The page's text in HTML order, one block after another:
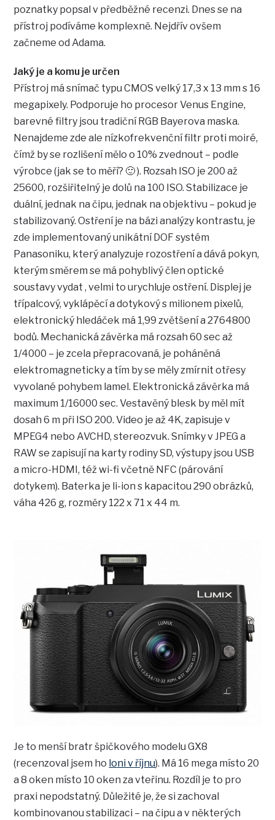
poznatky popsal v předběžné recenzi. Dnes se na
přístroj podíváme komplexně. Nejdřív ovšem
začneme od Adama.
Jaký je a komu je určen
Přístroj má snímač typu CMOS velký 17,3 x 13 mm s 16
megapixely. Podporuje ho procesor Venus Engine,
barevné filtry jsou tradiční RGB Bayerova maska.
Nenajdeme zde ale nízkofrekvenční filtr proti moiré,
čímž by se rozlišení mělo o 10% zvednout – podle
výrobce (jak se to měří? 🙂 ). Rozsah ISO je 200 až
25600, rozšiřitelný je dolů na 100 ISO. Stabilizace je
duální, jednak na čipu, jednak na objektivu – pokud je
stabilizovaný. Ostření je na bázi analýzy kontrastu, je
zde implementovaný unikátní DOF systém
Panasoniku, který analyzuje rozostření a dává pokyn,
kterým směrem se má pohyblivý člen optické
soustavy vydat , velmi to urychluje ostření. Displej je
třípalcový, vyklápěcí a dotykový s milionem pixelů,
elektronický hledáček má 1,99 zvětšení a 2764800
bodů. Mechanická závěrka má rozsah 60 sec až
1/4000 – je zcela přepracovaná, je poháněná
elektromagneticky a tím by se měly zmírnit otřesy
vyvolané pohybem lamel. Elektronická závěrka má
maximum 1/16000 sec. Vestavěný blesk by měl mít
dosah 6 m při ISO 200. Video je až 4K, zapisuje v
MPEG4 nebo AVCHD, stereozvuk. Snímky v JPEG a
RAW se zapisují na karty rodiny SD, výstupy jsou USB
a micro-HDMI, též wi-fi včetně NFC (párování
dotykem). Baterka je li-ion s kapacitou 290 obrázků,
váha 426 g, rozměry 122 x 71 x 44 m.
Je to menší bratr špičkového modelu GX8
(recenzoval jsem ho loni v říjnu). Má 16 mega místo 20
a 8 oken místo 10 oken za vteřinu. Rozdíl je to pro
praxi nepodstatný. Důležité je, že si zachoval
kombinovanou stabilizaci – na čipu a v některých